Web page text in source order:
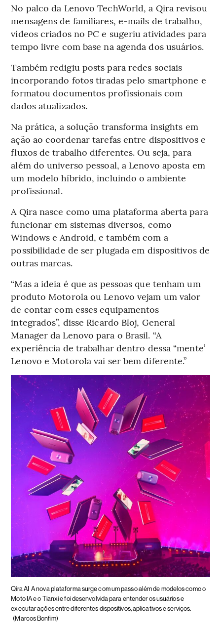
No palco da Lenovo TechWorld, a Qira revisou
mensagens de familiares, e-mails de trabalho,
vídeos criados no PC e sugeriu atividades para
tempo livre com base na agenda dos usuários.
Também redigiu posts para redes sociais
incorporando fotos tiradas pelo smartphone e
formatou documentos profissionais com
dados atualizados.
Na prática, a solução transforma insights em
ação ao coordenar tarefas entre dispositivos e
fluxos de trabalho diferentes. Ou seja, para
além do universo pessoal, a Lenovo aposta em
um modelo híbrido, incluindo o ambiente
profissional.
A Qira nasce como uma plataforma aberta para
funcionar em sistemas diversos, como
Windows e Android, e também com a
possibilidade de ser plugada em dispositivos de
outras marcas.
“Mas a ideia é que as pessoas que tenham um
produto Motorola ou Lenovo vejam um valor
de contar com esses equipamentos
integrados”, disse Ricardo Bloj, General
Manager da Lenovo para o Brasil. “A
experiência de trabalhar dentro dessa “mente’
Lenovo e Motorola vai ser bem diferente.”
Qira AI A nova plataforma surge com um passo além de modelos como o
Moto IA e o Tianxi e foi desenvolvida para entender os usuários e
executar ações entre diferentes dispositivos, aplicativos e serviços.
(Marcos Bonfim)